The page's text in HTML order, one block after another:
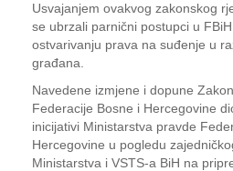
Usvajanjem ovakvog zakonskog
se ubrzali parnični postupci u
ostvarivanju prava na suđenje u
građana.
Navedene izmjene i dopune
Federacije Bosne i Hercegovine
inicijativi Ministarstva pravde
Hercegovine u pogledu
Ministarstva i VSTS-a BiH na